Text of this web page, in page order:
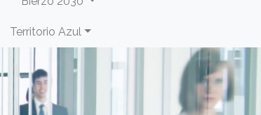
Territorio Azul